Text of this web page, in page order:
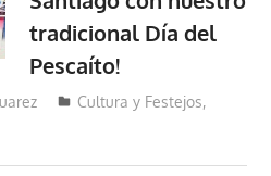
tradicional Día del
Pescaíto!
Cultura y Festejos,